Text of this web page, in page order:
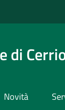
di
Novità